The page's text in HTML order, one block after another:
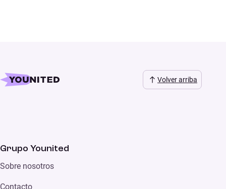
Volver arriba
Grupo Younited
Sobre nosotros
Contacto